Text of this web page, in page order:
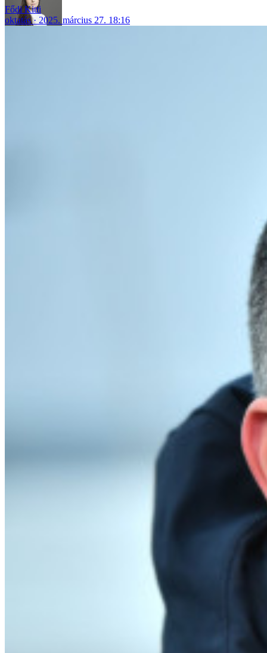
Fődi Kitti
oktatás
2025. március 27. 18:16